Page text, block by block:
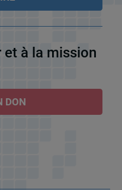
et à la mission
DON